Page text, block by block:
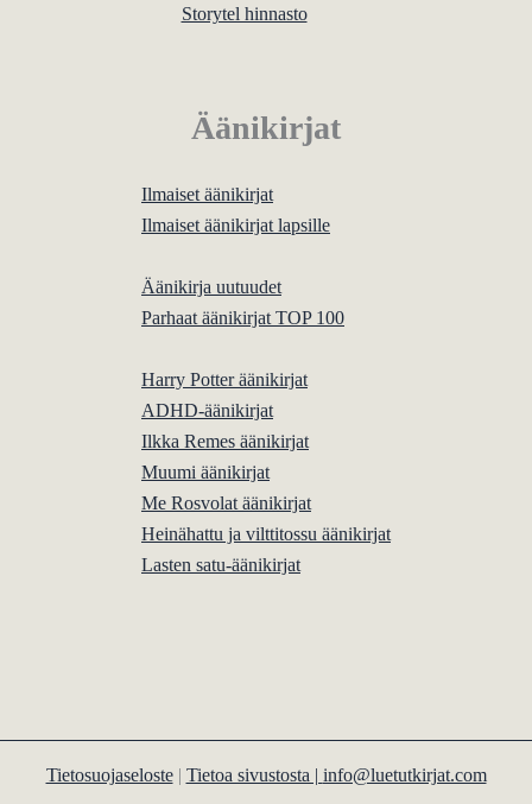
Storytel hinnasto
Äänikirjat
Ilmaiset äänikirjat
Ilmaiset äänikirjat lapsille
Äänikirja uutuudet
Parhaat äänikirjat TOP 100
Harry Potter äänikirjat
ADHD-äänikirjat
Ilkka Remes äänikirjat
Muumi äänikirjat
Me Rosvolat äänikirjat
Heinähattu ja vilttitossu äänikirjat
Lasten satu-äänikirjat
Tietosuojaseloste| Tietoa sivustosta | info@luetutkirjat.com